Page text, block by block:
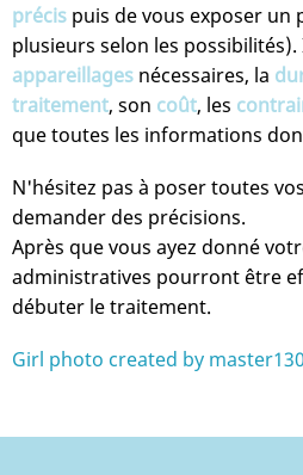
précis puis de vous exposer
plusieurs selon les
appareillages nécessaires, la
traitement, son coût, les
que toutes les informations
N'hésitez pas à poser toutes
demander des précisions.
Après que vous ayez donné
administratives pourront être
débuter le traitement.
Girl photo created by